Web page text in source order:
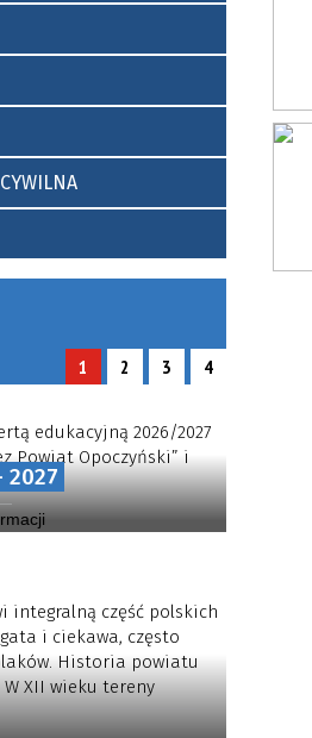
1 2 3 4
2027
edukacyjną 2026/2027
Powiat Opoczyński” i
integralną część polskich
i ciekawa, często
Historia powiatu
XII wieku tereny